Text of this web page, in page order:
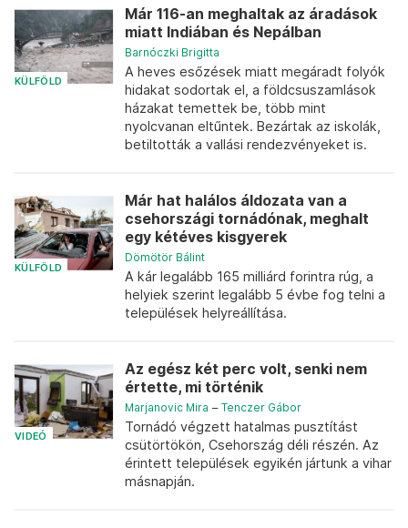
KÜLFÖLD
Már 116-an meghaltak az áradások
miatt Indiában és Nepálban
Barnóczki Brigitta
A heves esőzések miatt megáradt folyók
hidakat sodortak el, a földcsuszamlások
házakat temettek be, több mint
nyolcvanan eltűntek. Bezártak az iskolák,
betiltották a vallási rendezvényeket is.
KÜLFÖLD
Már hat halálos áldozata van a
csehországi tornádónak, meghalt
egy kétéves kisgyerek
Dömötör Bálint
A kár legalább 165 milliárd forintra rúg, a
helyiek szerint legalább 5 évbe fog telni a
települések helyreállítása.
VIDEÓ
Az egész két perc volt, senki nem
értette, mi történik
Marjanovic Mira – Tenczer Gábor
Tornádó végzett hatalmas pusztítást
csütörtökön, Csehország déli részén. Az
érintett települések egyikén jártunk a vihar
másnapján.